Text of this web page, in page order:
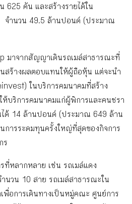
625 คัน และสร้างรายได้ใน
ำนวน 49.5 ล้านปอนด์ (ประมาณ
มาจากสัญญาเดินรถเมล์สาธารณะที่
สร้างผลตอบแทนให้ผู้ถือหุ้น แต่จะนำ
ในบริการคมนาคมที่สร้าง
ห้บริการคมนาคมแก่ผู้พิการและคนชรา
ด้ 14 ล้านปอนด์ (ประมาณ 649 ล้าน
การระดมทุนครั้งใหญ่ที่สุดของกิจการ
ร
หลากหลาย เช่น รถเมล์แดง
นวน 10 สาย รถเมล์สาธารณะใน
พื่อการเดินทางเป็นหมู่คณะ ศูนย์การ